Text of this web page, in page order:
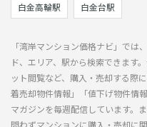
白金高輪駅 白金台駅
「湾岸マンション価格ナビ」では
ド、エリア、駅から検索できます
ット閲覧など、購入・売却する際
着売却物件情報」「値下げ物件情
マガジンを毎週配信しています。